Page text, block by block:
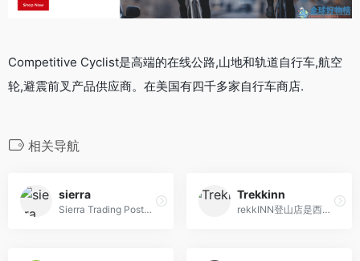
Competitive Cyclist是高端的在线公路,山地和轨道自行车,航空
轮,避震前叉产品供应商。在美国有四千多家自行车商店.
相关导航
sierra
Sierra Trading Post是美国知名户外用品畅销中心，是户外发烧友朋友喜爱的户外产品网站
Trekkinn
rekkINN登山店是西班牙的知名户外用品商店,海淘登山,滑雪装备网站